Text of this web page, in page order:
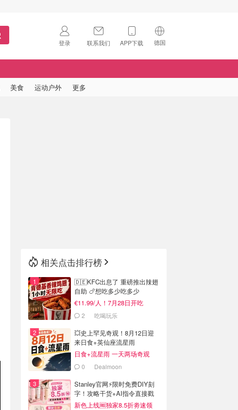
登录 联系我们 APP下载 德国
🇺🇸
美食 运动户外 更多
相关点击排行榜
🇩🇪KFC出息了 重磅推出辣翅
自助 🍗想吃多少吃多少
€11.99/人！7月28日开吃
2 吃喝玩乐
💥史上罕见奇观！8月12日迎
来日食+英仙座流星雨
日食+流星雨 一天两场奇观
0 Dealmoon
Stanley官网⚡️限时免费DIY刻
字！攻略干货+AI指令直接戳
新色上线🆓独家8.5折劵速领